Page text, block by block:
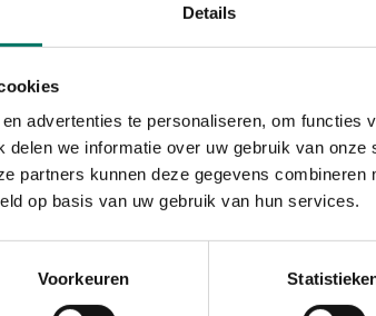
Details
advertenties te personaliseren, om functies
delen we informatie over uw gebruik van
partners kunnen deze gegevens combineren
op basis van uw gebruik van hun services.
Voorkeuren
of hapje? Deze bruschetta met
proof!